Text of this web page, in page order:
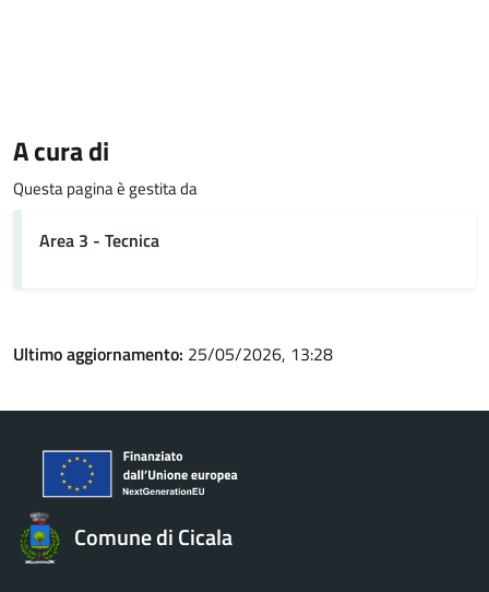
A cura di
Questa pagina è gestita da
Area 3 - Tecnica
Ultimo aggiornamento: 25/05/2026, 13:28
Comune di Cicala